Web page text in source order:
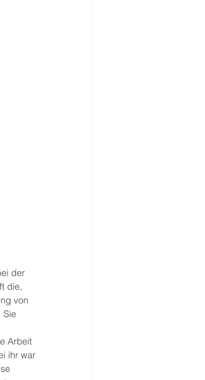
der
die,
von
Sie
Arbeit
ihr war